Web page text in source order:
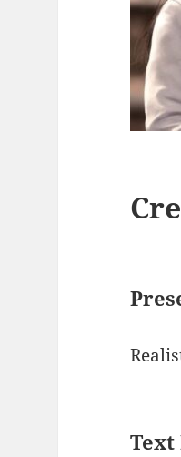
Text